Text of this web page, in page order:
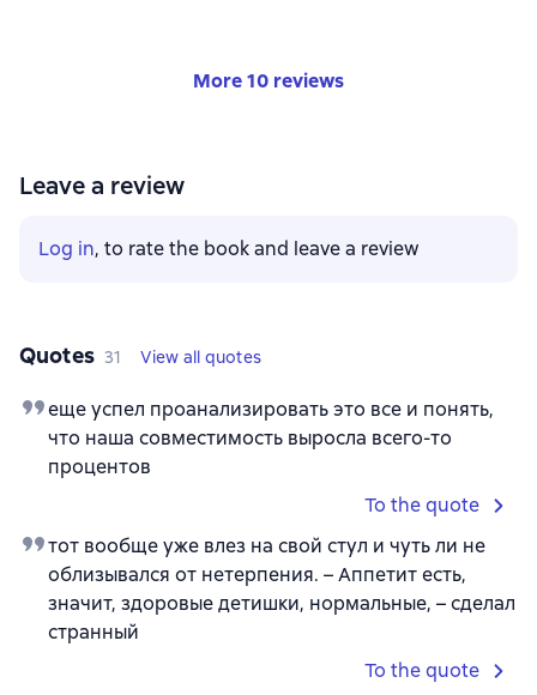
More 10 reviews
Leave a review
Log in, to rate the book and leave a review
Quotes 31 View all quotes
еще успел проанализировать это все и понять,
что наша совместимость выросла всего-то
процентов
To the quote
тот вообще уже влез на свой стул и чуть ли не
облизывался от нетерпения. – Аппетит есть,
значит, здоровые детишки, нормальные, – сделал
странный
To the quote